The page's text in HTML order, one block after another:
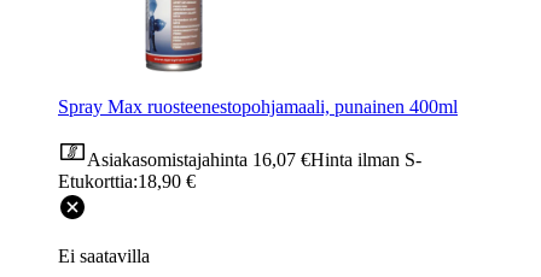
Spray Max ruosteenestopohjamaali, punainen 400ml
Asiakasomistajahinta 16,07 €Hinta ilman S-
Etukorttia:18,90 €
Ei saatavilla